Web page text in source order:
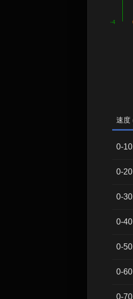
-4
速度
0-10
0-20
0-30
0-40
0-50
0-60
0-70